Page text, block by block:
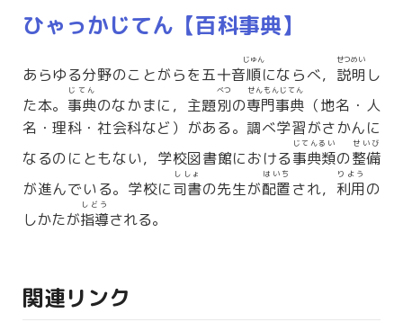
ひゃっかじてん【百科事典】
あらゆる分野のことがらを五十音順
じゅん
にならべ， 説明
せつめい
し
た本。 事典
じてん
のなかまに，主題別
べつ
の専門事典
せんもんじてん
（地名・人
名・理科・社会科など）がある。調べ学習がさかんに
なるのにともない，学校図書館における事典類
じてんるい
の整備
せいび
が進んでいる。学校に司書
ししょ
の先生が配置
はいち
され， 利用
りよう
の
しかたが指導
しどう
される。
関連リンク